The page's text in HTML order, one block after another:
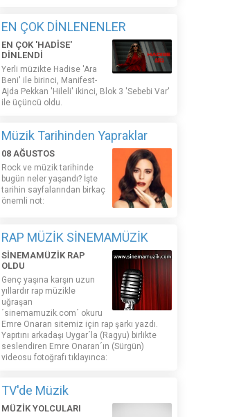
EN ÇOK DİNLENENLER
EN ÇOK 'HADİSE'
DİNLENDİ
Yerli müzikte Hadise 'Ara
Beni' ile birinci, Manifest-
Ajda Pekkan 'Hileli' ikinci, Blok 3 'Sebebi Var'
ile üçüncü oldu.
Müzik Tarihinden Yapraklar
08 AĞUSTOS
Rock ve müzik tarihinde
bugün neler yaşandı? İşte
tarihin sayfalarından birkaç
önemli not:
RAP MÜZİK SİNEMAMÜZİK
SİNEMAMÜZİK RAP
OLDU
Genç yaşına karşın uzun
yıllardır rap müzikle
uğraşan
´sinemamuzik.com´ okuru
Emre Onaran sitemiz için rap şarkı yazdı.
Yapıtını arkadaşı Uygar´la (Ragyu) birlikte
seslendiren Emre Onaran´ın (Sürgün)
videosu fotoğrafı tıklayınca:
TV'de Müzik
MÜZİK YOLCULARI